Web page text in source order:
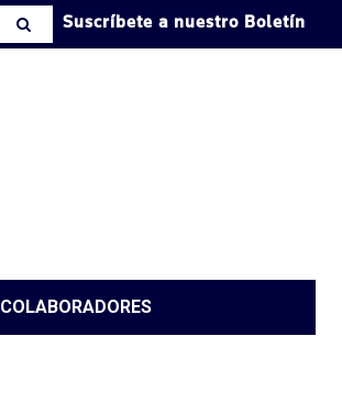
Suscríbete a nuestro Boletín
COLABORADORES